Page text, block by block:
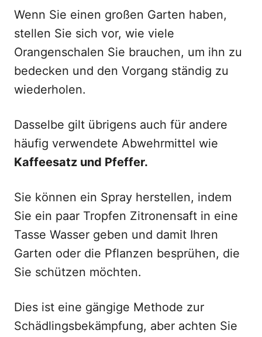
Wenn Sie einen großen Garten haben,
stellen Sie sich vor, wie viele
Orangenschalen Sie brauchen, um ihn zu
bedecken und den Vorgang ständig zu
wiederholen.
Dasselbe gilt übrigens auch für andere
häufig verwendete Abwehrmittel wie
Kaffeesatz und Pfeffer.
Sie können ein Spray herstellen, indem
Sie ein paar Tropfen Zitronensaft in eine
Tasse Wasser geben und damit Ihren
Garten oder die Pflanzen besprühen, die
Sie schützen möchten.
Dies ist eine gängige Methode zur
Schädlingsbekämpfung, aber achten Sie